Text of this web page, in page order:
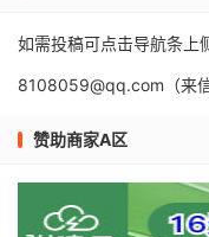
如需投稿可点击导航条上
8108059@qq.com（来
赞助商家A区